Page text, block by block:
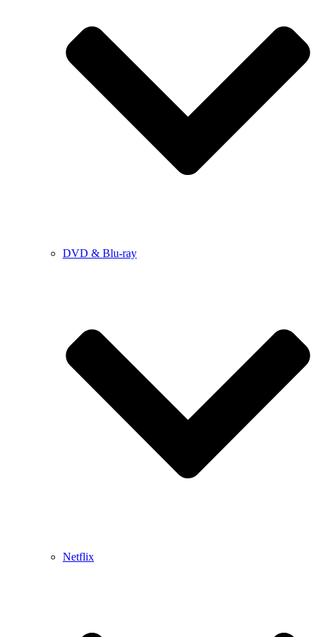
DVD & Blu-ray
Netflix